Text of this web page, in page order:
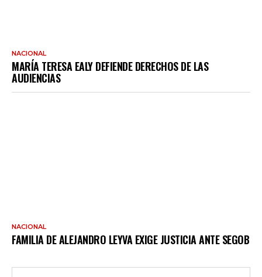
NACIONAL
MARÍA TERESA EALY DEFIENDE DERECHOS DE LAS
AUDIENCIAS
NACIONAL
FAMILIA DE ALEJANDRO LEYVA EXIGE JUSTICIA ANTE SEGOB